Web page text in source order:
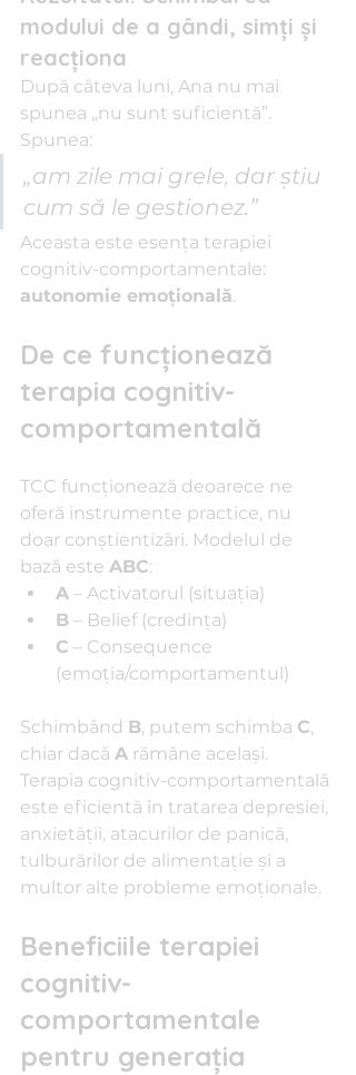
modului de a gândi, simți și
reacționa
După câteva luni, Ana nu mai
spunea „nu sunt suficientă”.
Spunea:
„am zile mai grele, dar știu
cum să le gestionez.”
Aceasta este esența terapiei
cognitiv-comportamentale:
autonomie emoțională.
De ce funcționează
terapia cognitiv-
comportamentală
TCC funcționează deoarece ne
oferă instrumente practice, nu
doar conștientizări. Modelul de
bază este ABC:
A – Activatorul (situația)
B – Belief (credința)
C – Consequence
(emoția/comportamentul)
Schimbând B, putem schimba C,
chiar dacă A rămâne același.
Terapia cognitiv-comportamentală
este eficientă în tratarea depresiei,
anxietății, atacurilor de panică,
tulburărilor de alimentație și a
multor alte probleme emoționale.
Beneficiile terapiei
cognitiv-
comportamentale
pentru generația